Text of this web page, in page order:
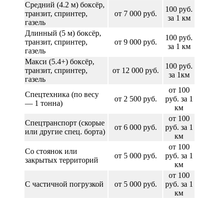
Средний (4.2 м) боксёр,
транзит, спринтер,
газель
от 7 000 руб.
100 руб.
за 1 км
Длинный (5 м) боксёр,
транзит, спринтер,
газель
от 9 000 руб.
100 руб.
за 1 км
Макси (5.4+) боксёр,
транзит, спринтер,
газель
от 12 000 руб.
100 руб.
за 1км
Спецтехника (по весу
— 1 тонна)
от 2 500 руб.
от 100
руб. за 1
км
Спецтранспорт (скорые
или другие спец. борта)
от 6 000 руб.
от 100
руб. за 1
км
Со стоянок или
закрытых территорий
от 5 000 руб.
от 100
руб. за 1
км
С частичной погрузкой от 5 000 руб.
от 100
руб. за 1
км